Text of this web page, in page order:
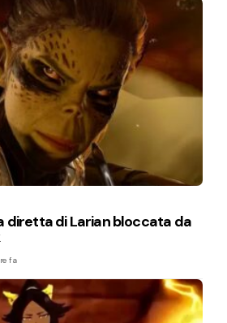
diretta di Larian bloccata da
fa